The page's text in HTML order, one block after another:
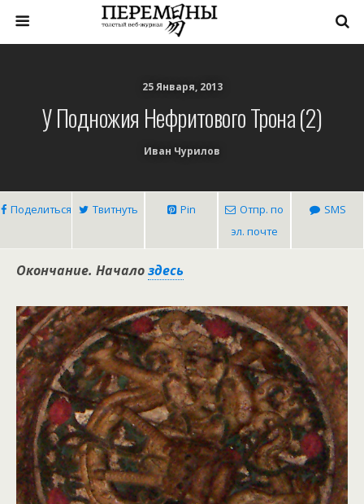
25 Января, 2013
У Подножия Нефритового Трона (2)
Иван Чурилов
Поделиться Твитнуть Pin
Отпр. по
эл. почте
SMS
Окончание. Началоздесь